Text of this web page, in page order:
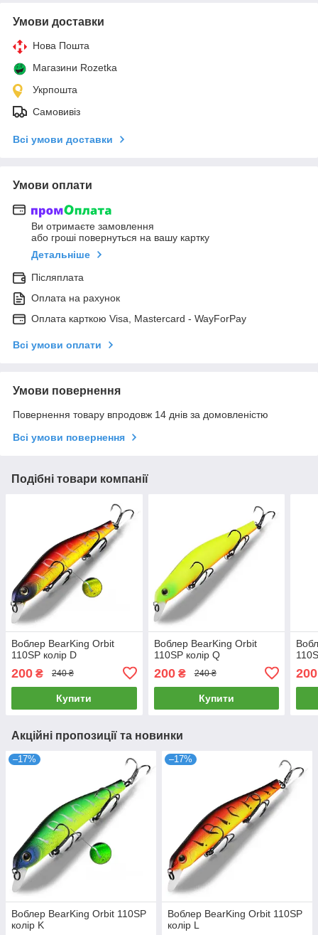
Умови доставки
Нова Пошта
Магазини Rozetka
Укрпошта
Самовивіз
Всі умови доставки
Умови оплати
Ви отримаєте замовлення
або гроші повернуться на вашу картку
Детальніше
Післяплата
Оплата на рахунок
Оплата карткою Visa, Mastercard - WayForPay
Всі умови оплати
Умови повернення
Повернення товару впродовж 14 днів за домовленістю
Всі умови повернення
Подібні товари компанії
Воблер BearKing Orbit
110SP колір D
200 ₴ 240 ₴
Купити
Воблер BearKing Orbit
110SP колір Q
200₴ 240 ₴
Купити
200
Акційні пропозиції та новинки
–17%
Воблер BearKing Orbit 110SP
колір K
–17%
Воблер BearKing Orbit 110SP
колір L